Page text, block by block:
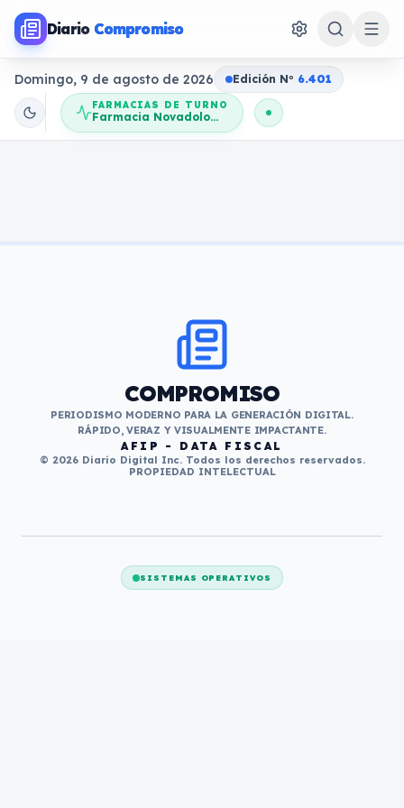
Diario Compromiso
Domingo, 9 de agosto de 2026 Edición No 6.401
FARMACIAS DE TURNO
Farmacia Novadolores
COMPROMISO
PERIODISMO MODERNO PARA LA GENERACIÓN DIGITAL.
RÁPIDO, VERAZ Y VISUALMENTE IMPACTANTE.
AFIP - DATA FISCAL
© 2026 Diario Digital Inc. Todos los derechos reservados.
PROPIEDAD INTELECTUAL
SISTEMAS OPERATIVOS